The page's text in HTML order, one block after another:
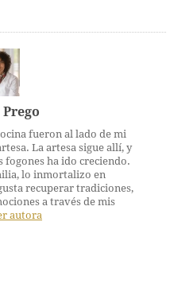
fueron al lado de mi
La artesa sigue allí, y
fogones ha ido creciendo.
lo inmortalizo en
recuperar tradiciones,
a través de mis
autora